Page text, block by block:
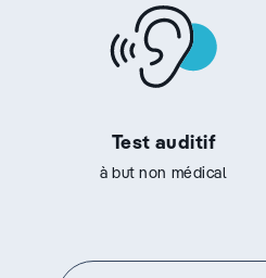
Test auditif
à but non médical